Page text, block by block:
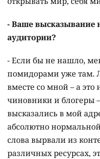
- Ваше
аудитории?
- Если бы не нашло,
помидорами уже там.
вместе со мной – а
чиновники и блогеры
высказались в мой
абсолютно
слова вырвали из
различных ресурсах,